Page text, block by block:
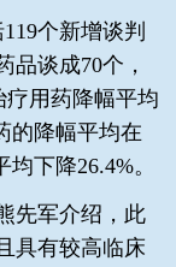
个新增谈判
品谈成70个，
疗用药降幅平均
的降幅平均在
下降26.4%。
军介绍，此
具有较高临床